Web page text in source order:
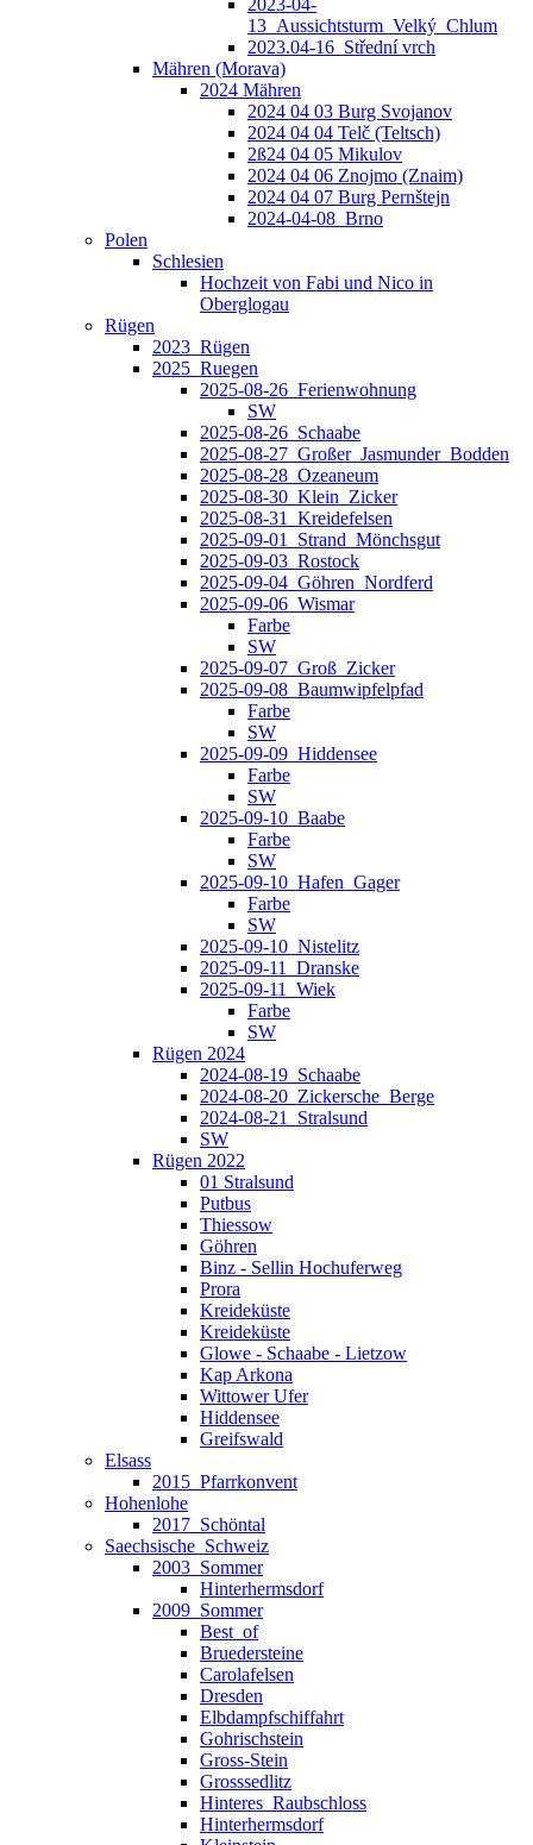
2023-04-
13_Aussichtsturm_Velký_Chlum
2023.04-16_Střední vrch
Mähren (Morava)
2024 Mähren
2024 04 03 Burg Svojanov
2024 04 04 Telč (Teltsch)
2ß24 04 05 Mikulov
2024 04 06 Znojmo (Znaim)
2024 04 07 Burg Pernštejn
2024-04-08_Brno
Polen
Schlesien
Hochzeit von Fabi und Nico in
Oberglogau
Rügen
2023_Rügen
2025_Ruegen
2025-08-26_Ferienwohnung
SW
2025-08-26_Schaabe
2025-08-27_Großer_Jasmunder_Bodden
2025-08-28_Ozeaneum
2025-08-30_Klein_Zicker
2025-08-31_Kreidefelsen
2025-09-01_Strand_Mönchsgut
2025-09-03_Rostock
2025-09-04_Göhren_Nordferd
2025-09-06_Wismar
Farbe
SW
2025-09-07_Groß_Zicker
2025-09-08_Baumwipfelpfad
Farbe
SW
2025-09-09_Hiddensee
Farbe
SW
2025-09-10_Baabe
Farbe
SW
2025-09-10_Hafen_Gager
Farbe
SW
2025-09-10_Nistelitz
2025-09-11_Dranske
2025-09-11_Wiek
Farbe
SW
Rügen 2024
2024-08-19_Schaabe
2024-08-20_Zickersche_Berge
2024-08-21_Stralsund
SW
Rügen 2022
01 Stralsund
Putbus
Thiessow
Göhren
Binz - Sellin Hochuferweg
Prora
Kreideküste
Kreideküste
Glowe - Schaabe - Lietzow
Kap Arkona
Wittower Ufer
Hiddensee
Greifswald
Elsass
2015_Pfarrkonvent
Hohenlohe
2017_Schöntal
Saechsische_Schweiz
2003_Sommer
Hinterhermsdorf
2009_Sommer
Best_of
Bruedersteine
Carolafelsen
Dresden
Elbdampfschiffahrt
Gohrischstein
Gross-Stein
Grosssedlitz
Hinteres_Raubschloss
Hinterhermsdorf